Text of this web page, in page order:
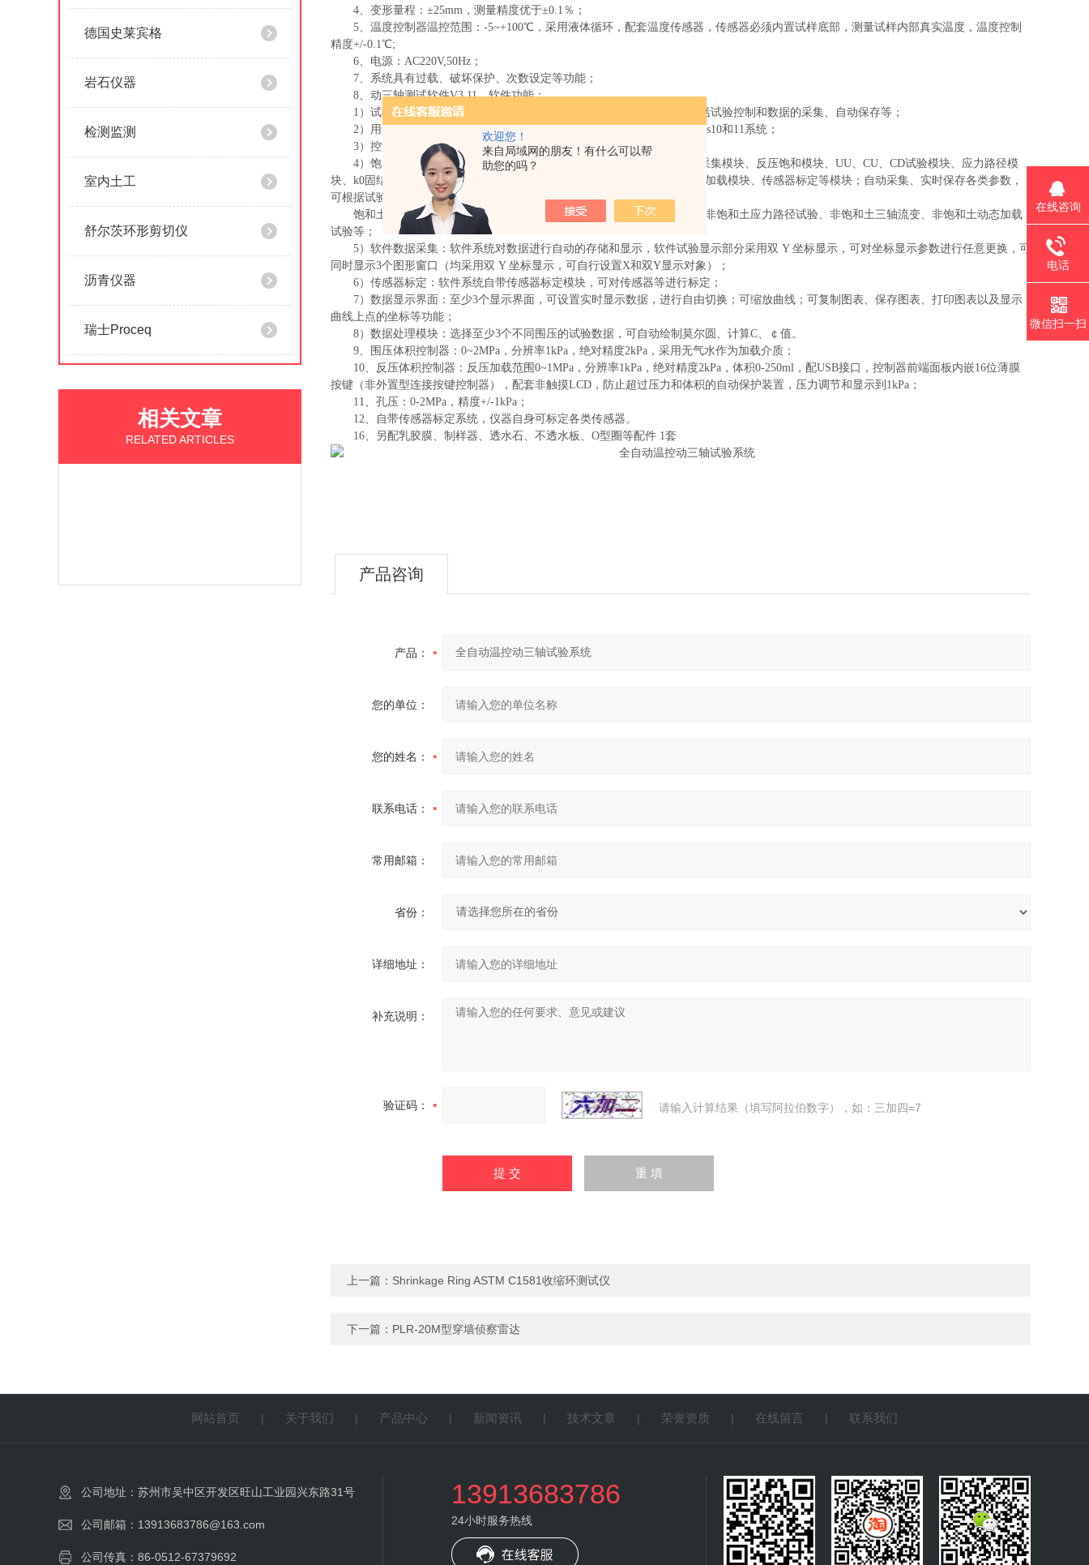
欢迎您！
来自局域网的朋友！有什么可以帮
助您的吗？
德国史莱宾格
岩石仪器
检测监测
室内土工
舒尔茨环形剪切仪
沥青仪器
瑞士Proceq
相关文章
RELATED ARTICLES
4、 变形量程：±25mm，测量精度优于±0.1％；
5、 温度控制器温控范围：-5~+100℃，采用液体循环，配套温度传感器，传感器必须内置试样底部，测量试样内部真实温度，温度控制
精度+/-0.1℃;
6、 电源：AC220V,50Hz；
7、 系统具有过载、破坏保护、次数设定等功能；
8、 动三轴测试软件V3.11，软件功能：
1）试验过程全自动控制：计算机能够自动控制整个试验过程，其中包括试验控制和数据的采集、自动保存等；
2）用于试验中控制和试验后数据处理的 Windows 版软件，支持Windows10和11系统；
3）控制方式：既可以应变式控制，也可以应力式控制；
4） 饱和土动态试验模块：软件采用多个试验模块进行控制，包括数据采集模块、反压饱和模块、UU、CU、CD试验模块、应力路径模
块、k0固结试验模块、三轴流变试验模块（分级加载和分别加载）、
动三轴加载模块、传感器标定等模块；自动采集、实时保存各类参数，
可根据试验方案设计对试验模块进行任意的组合；
饱和土动态试验模块：非饱和土固结试验、非饱和土等应变剪切试验、非饱和土应力路径试验、非饱和土三轴流变、非饱和土动态加载
试验等；
5）软件数据采集：软件系统对数据进行自动的存储和显示，软件试验显示部分采用双 Y 坐标显示，可对坐标显示参数进行任意更换，可
同时显示3个图形窗口（均采用双 Y 坐标显示，可自行设置X和双Y显示对象）；
6）传感器标定：软件系统自带传感器标定模块，可对传感器等进行标定；
7）数据显示界面：至少3个显示界面，可设置实时显示数据，进行自由切换；可缩放曲线；可复制图表、保存图表、打印图表以及显示
曲线上点的坐标等功能；
8）数据处理模块：选择至少3个不同围压的试验数据，可自动绘制莫尔圆、计算C、￠值。
9、 围压体积控制器 ：0~2MPa，分辨率1kPa，绝对精度2kPa， 采用无气水作为加载介质 ；
10、反压体积控制器 ： 反压加载范围 0~1MPa，分辨率1kPa，绝对精度2kPa，体积0-250ml，配USB接口，控制器前端面板内嵌16位薄膜
按键（非外置型连接按键控制器），配套非触摸LCD，防止超过压力和体积的自动保护装置，压力调节和显示到1kPa；
11、孔压：0-2MPa，精度+/-1kPa；
12、自带传感器标定系统，仪器自身可标定各类传感器。
16、另配乳胶膜、制样器、透水石、不透水板、O型圈等配件 1套
产品咨询
产品：
您的单位：
您的姓名：
联系电话：
常用邮箱：
省份：
详细地址：
补充说明：
验证码： 请输入计算结果（填写阿拉伯数字），如：三加四=7
上一篇： Shrinkage Ring ASTM C1581收缩环测试仪
下一篇： PLR-20M型穿墙侦察雷达
网站首页 | 关于我们 | 产品中心 | 新闻资讯 | 技术文章 | 荣誉资质 | 在线留言 | 联系我们
公司地址：苏州市吴中区开发区旺山工业园兴东路31号
公司邮箱：13913683786@163.com
公司传真：86-0512-67379692
13913683786
24小时服务热线
在线咨询
电话
微信扫一扫